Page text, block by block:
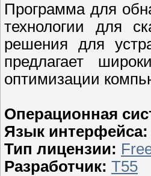
Программа для
технологии для
решения для
предлагает
оптимизации
Операционная
Язык интерфейса:
Тип лицензии:
Разработчик: T55